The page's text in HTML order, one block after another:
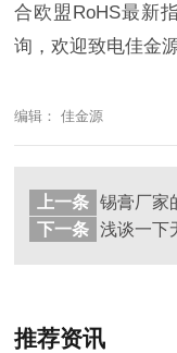
合欧盟RoHS最新
询，欢迎致电佳金源
编辑： 佳金源
上一条
下一条
推荐资讯